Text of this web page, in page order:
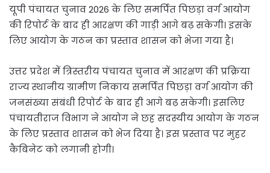
यूपी पंचायत चुनाव 2026 के लिए समर्पित पिछड़ा वर्ग आयोग
की रिपोर्ट के बाद ही आरक्षण की गाड़ी आगे बढ़ सकेगी। इसके
लिए आयोग के गठन का प्रस्ताव शासन को भेजा गया है।
उत्तर प्रदेश में त्रिस्तरीय पंचायत चुनाव में आरक्षण की प्रक्रिया
राज्य स्थानीय ग्रामीण निकाय समर्पित पिछड़ा वर्ग आयोग की
जनसंख्या संबंधी रिपोर्ट के बाद ही आगे बढ़ सकेगी। इसलिए
पंचायतीराज विभाग ने आयोग ने छह सदस्यीय आयोग के गठन
के लिए प्रस्ताव शासन को भेज दिया है। इस प्रस्ताव पर मुहर
कैबिनेट को लगानी होगी।